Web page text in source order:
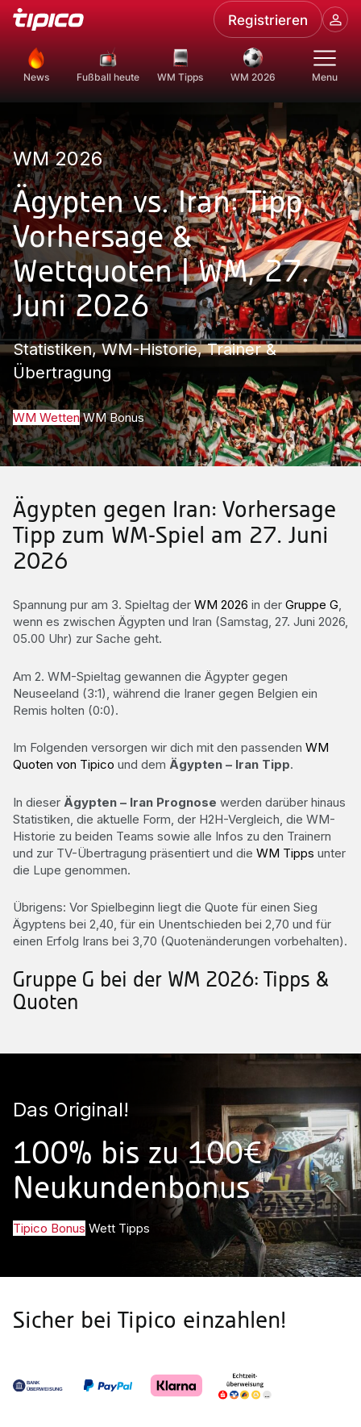
Registrieren
News Fußball heute WM Tipps WM 2026 Menu
WM 2026
Ägypten vs. Iran: Tipp,
Vorhersage &
Wettquoten | WM, 27.
Juni 2026
Statistiken, WM-Historie, Trainer &
Übertragung
WM Wetten WM Bonus
Ägypten gegen Iran: Vorhersage
Tipp zum WM-Spiel am 27. Juni
2026
Spannung pur am 3. Spieltag der WM 2026 in der Gruppe G,
wenn es zwischen Ägypten und Iran (Samstag, 27. Juni 2026,
05.00 Uhr) zur Sache geht.
Am 2. WM-Spieltag gewannen die Ägypter gegen
Neuseeland (3:1), während die Iraner gegen Belgien ein
Remis holten (0:0).
Im Folgenden versorgen wir dich mit den passenden WM
Quoten von Tipico und dem Ägypten – Iran Tipp.
In dieser Ägypten – Iran Prognose werden darüber hinaus
Statistiken, die aktuelle Form, der H2H-Vergleich, die WM-
Historie zu beiden Teams sowie alle Infos zu den Trainern
und zur TV-Übertragung präsentiert und die WM Tipps unter
die Lupe genommen.
Übrigens: Vor Spielbeginn liegt die Quote für einen Sieg
Ägyptens bei 2,40, für ein Unentschieden bei 2,70 und für
einen Erfolg Irans bei 3,70 (Quotenänderungen vorbehalten).
Gruppe G bei der WM 2026: Tipps &
Quoten
Das Original!
100% bis zu 100€
Neukundenbonus
Tipico Bonus Wett Tipps
Sicher bei Tipico einzahlen!